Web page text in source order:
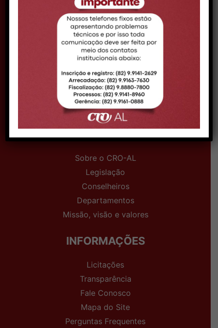
Maceió/AL
DELEGACIA ARAPIRACA
Telefone:(82) 98880-5939
Expediente:09h às 15h
Av. Deputada Ceci Cunha, nº 50,
Bairro Brasília - CEP 57313-085 -
Arapiraca/AL
INSTITUCIONAL
Sobre o CRO-AL
Legislação
Conselheiros
Departamentos
Missão, visão e valores
INFORMAÇÕES
Licitações
Transparência
Fale Conosco
Mapa do Site
Perguntas Frequentes